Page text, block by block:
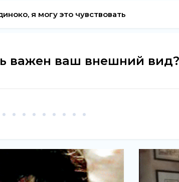
я могу это чувствовать
важен ваш внешний вид?